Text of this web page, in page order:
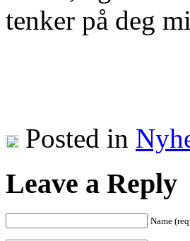
tenker på deg
Posted in
Leave a Reply
Name